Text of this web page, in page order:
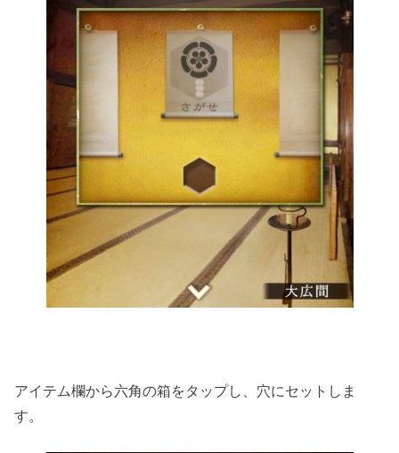
アイテム欄から六角の箱をタップし、穴にセットしま
す。